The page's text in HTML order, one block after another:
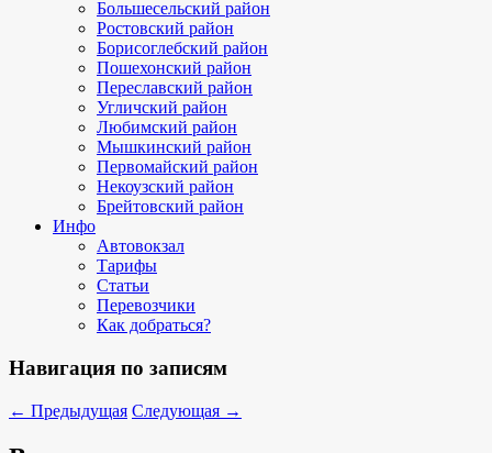
Большесельский район
Ростовский район
Борисоглебский район
Пошехонский район
Переславский район
Угличский район
Любимский район
Мышкинский район
Первомайский район
Некоузский район
Брейтовский район
Инфо
Автовокзал
Тарифы
Статьи
Перевозчики
Как добраться?
Навигация по записям
← Предыдущая Следующая →